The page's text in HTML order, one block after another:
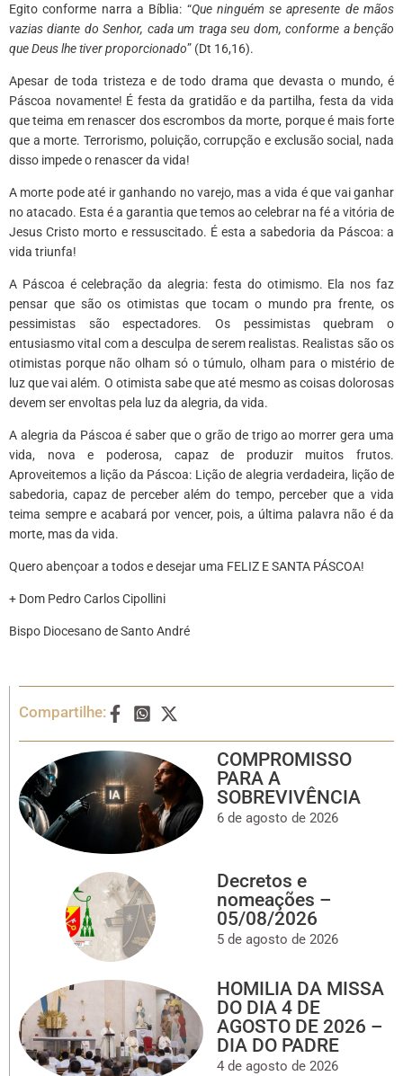
Egito conforme narra a Bíblia: “Que ninguém se apresente de mãos
vazias diante do Senhor, cada um traga seu dom, conforme a benção
que Deus lhe tiver proporcionado” (Dt 16,16).
Apesar de toda tristeza e de todo drama que devasta o mundo, é
Páscoa novamente! É festa da gratidão e da partilha, festa da vida
que teima em renascer dos escrombos da morte, porque é mais forte
que a morte. Terrorismo, poluição, corrupção e exclusão social, nada
disso impede o renascer da vida!
A morte pode até ir ganhando no varejo, mas a vida é que vai ganhar
no atacado. Esta é a garantia que temos ao celebrar na fé a vitória de
Jesus Cristo morto e ressuscitado. É esta a sabedoria da Páscoa: a
vida triunfa!
A Páscoa é celebração da alegria: festa do otimismo. Ela nos faz
pensar que são os otimistas que tocam o mundo pra frente, os
pessimistas são espectadores. Os pessimistas quebram o
entusiasmo vital com a desculpa de serem realistas. Realistas são os
otimistas porque não olham só o túmulo, olham para o mistério de
luz que vai além. O otimista sabe que até mesmo as coisas dolorosas
devem ser envoltas pela luz da alegria, da vida.
A alegria da Páscoa é saber que o grão de trigo ao morrer gera uma
vida, nova e poderosa, capaz de produzir muitos frutos.
Aproveitemos a lição da Páscoa: Lição de alegria verdadeira, lição de
sabedoria, capaz de perceber além do tempo, perceber que a vida
teima sempre e acabará por vencer, pois, a última palavra não é da
morte, mas da vida.
Quero abençoar a todos e desejar uma FELIZ E SANTA PÁSCOA!
+ Dom Pedro Carlos Cipollini
Bispo Diocesano de Santo André
Compartilhe:
COMPROMISSO
PARA A
SOBREVIVÊNCIA
6 de agosto de 2026
Decretos e
nomeações –
05/08/2026
5 de agosto de 2026
HOMILIA DA MISSA
DO DIA 4 DE
AGOSTO DE 2026 –
DIA DO PADRE
4 de agosto de 2026